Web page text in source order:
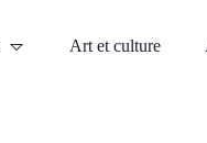
Art et culture